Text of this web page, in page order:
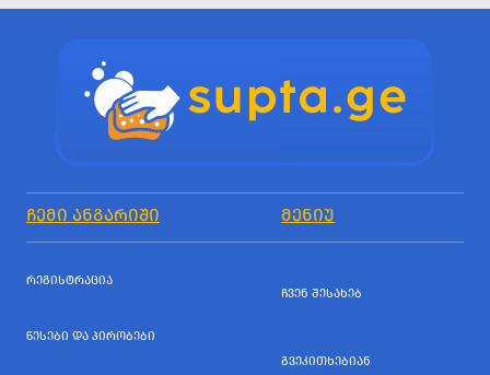
ᲩᲔᲛᲘ ᲐᲜᲒᲐᲠᲘᲨᲘ ᲛᲔᲜᲘᲣ
ᲠᲔᲒᲘᲡᲢᲠᲐᲪᲘᲐ
ᲬᲔᲡᲔᲑᲘ ᲓᲐ ᲞᲘᲠᲝᲑᲔᲑᲘ
ᲩᲕᲔᲜ ᲨᲔᲡᲐᲮᲔᲑ
ᲒᲕᲔᲙᲘᲗᲮᲔᲑᲘᲐᲜ